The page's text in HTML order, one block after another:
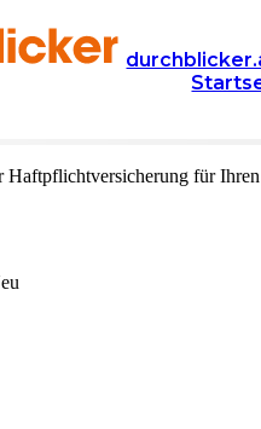
Haftpflichtversicherung für Ihren